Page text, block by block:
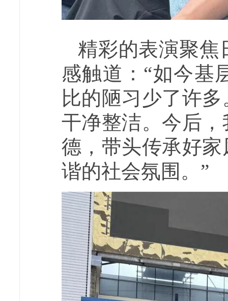
精彩的表演聚焦
感触道：“如今基
比的陋习少了许
干净整洁。今后
德，带头传承好
谐的社会氛围。”